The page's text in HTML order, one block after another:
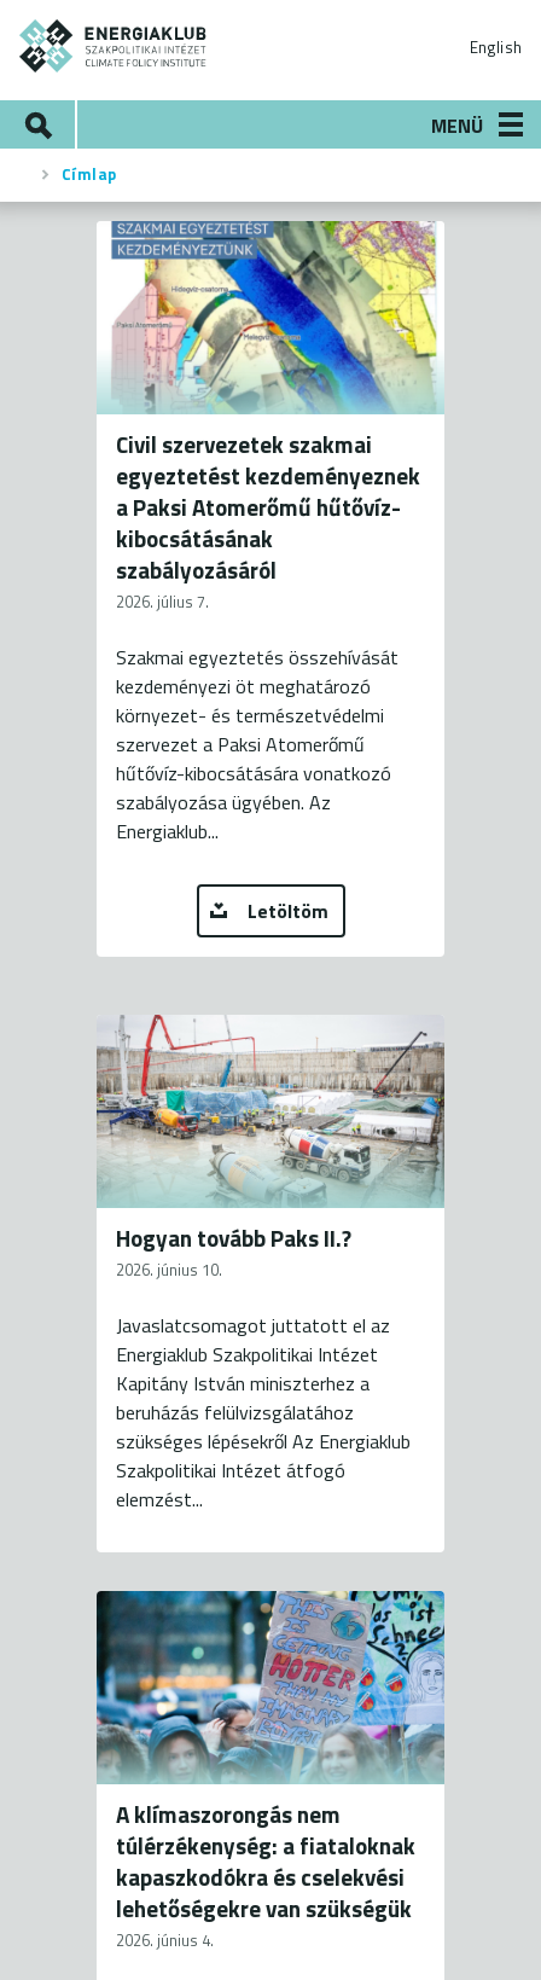
Ugrás
tartalomra
English
MENÜ
Morzsa
Címlap
Civil szervezetek szakmai
egyeztetést kezdeményeznek
a Paksi Atomerőmű hűtővíz-
kibocsátásának
szabályozásáról
2026. július 7.
Szakmai egyeztetés összehívását
kezdeményezi öt meghatározó
környezet- és természetvédelmi
szervezet a Paksi Atomerőmű
hűtővíz-kibocsátására vonatkozó
szabályozása ügyében. Az
Energiaklub...
Letöltöm
Hogyan tovább Paks II.?
2026. június 10.
Javaslatcsomagot juttatott el az
Energiaklub Szakpolitikai Intézet
Kapitány István miniszterhez a
beruházás felülvizsgálatához
szükséges lépésekről Az Energiaklub
Szakpolitikai Intézet átfogó
elemzést...
A klímaszorongás nem
túlérzékenység: a fiataloknak
kapaszkodókra és cselekvési
lehetőségekre van szükségük
2026. június 4.